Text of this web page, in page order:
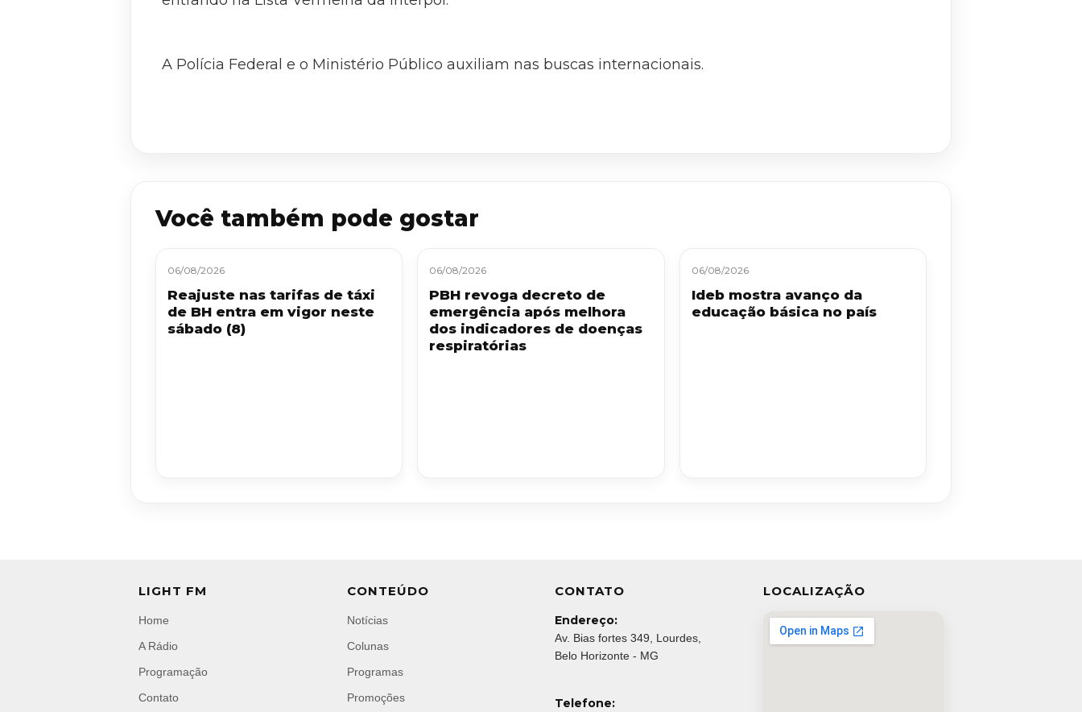
A Polícia Federal e o Ministério Público auxiliam nas buscas internacionais.
Você também pode gostar
06/08/2026
Reajuste nas tarifas de táxi
de BH entra em vigor neste
sábado (8)
06/08/2026
PBH revoga decreto de
emergência após melhora
dos indicadores de doenças
respiratórias
06/08/2026
Ideb mostra avanço da
educação básica no país
LIGHT FM
Home
A Rádio
Programação
Contato
CONTEÚDO
Notícias
Colunas
Programas
Promoções
CONTATO
Endereço:
Av. Bias fortes 349, Lourdes,
Belo Horizonte - MG
Telefone:
LOCALIZAÇÃO